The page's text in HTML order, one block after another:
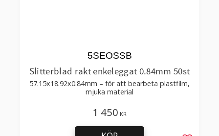
Slitterblad rakt enkeleggat 0.84mm 50st
57.15x18.92x0.84mm – för att bearbeta plastfilm,
mjuka material
5SEOSSB
1 450 KR